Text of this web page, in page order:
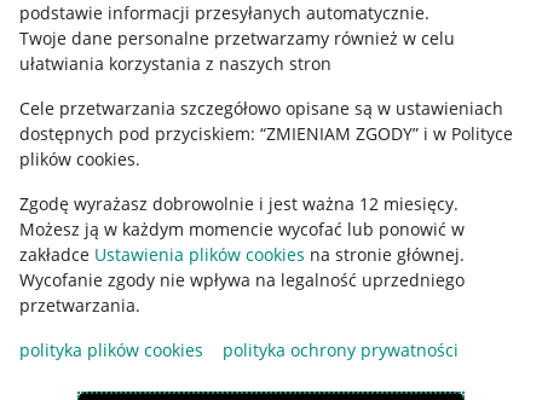
podstawie informacji przesyłanych automatycznie.
Twoje dane personalne przetwarzamy również w celu
ułatwiania korzystania z naszych stron
Cele przetwarzania szczegółowo opisane są w ustawieniach
dostępnych pod przyciskiem: “ZMIENIAM ZGODY” i w Polityce
plików cookies.
Zgodę wyrażasz dobrowolnie i jest ważna 12 miesięcy.
Możesz ją w każdym momencie wycofać lub ponowić w
zakładce Ustawienia plików cookies na stronie głównej.
Wycofanie zgody nie wpływa na legalność uprzedniego
przetwarzania.
polityka plików cookies
polityka ochrony prywatności
Polityka plików "cookies"
Ustawienia plików "cookies"
Udostępnianie lokalizacji
Informacje dla Aktu o Usługach Cyfrowych
Pobierz aplikację